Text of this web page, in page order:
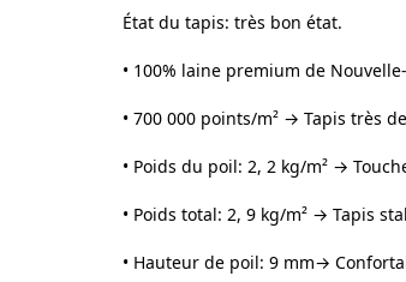
État du tapis: très bon état.
• 100% laine premium de
• 700 000 points/m² → Tapis très
• Poids du poil: 2, 2 kg/m² →
• Poids total: 2, 9 kg/m² → Tapis
• Hauteur de poil: 9 mm→